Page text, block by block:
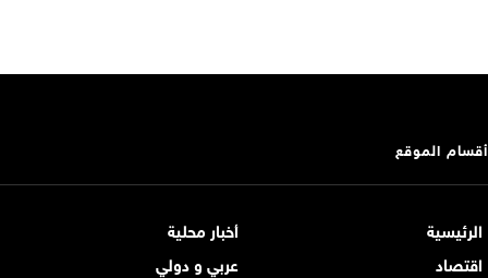
أقسام الموقع
الرئيسية
أخبار محلية
اقتصاد
عربي و دولي